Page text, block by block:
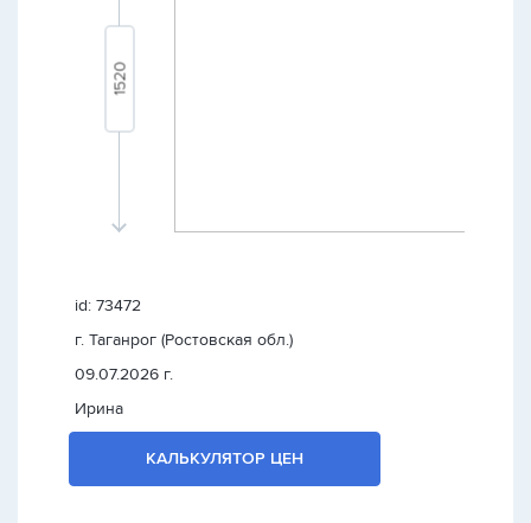
id: 73472
г. Таганрог (Ростовская обл.)
09.07.2026 г.
Ирина
КАЛЬКУЛЯТОР ЦЕН